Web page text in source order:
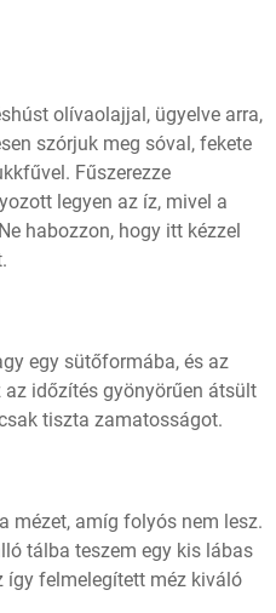
olívaolajjal, ügyelve arra,
szórjuk meg sóval, fekete
Fűszerezze
legyen az íz, mivel a
habozzon, hogy itt kézzel
egy sütőformába, és az
az időzítés gyönyörűen átsült
tiszta zamatosságot.
mézet, amíg folyós nem lesz.
tálba teszem egy kis lábas
így felmelegített méz kiváló